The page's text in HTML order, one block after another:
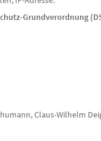
Grundverordnung
Claus-Wilhelm